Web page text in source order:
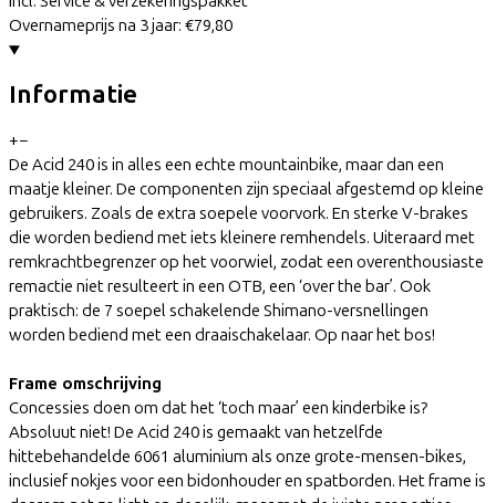
Overnameprijs na 3 jaar: €79,80
Informatie
+−
De Acid 240 is in alles een echte mountainbike, maar dan een
maatje kleiner. De componenten zijn speciaal afgestemd op kleine
gebruikers. Zoals de extra soepele voorvork. En sterke V-brakes
die worden bediend met iets kleinere remhendels. Uiteraard met
remkrachtbegrenzer op het voorwiel, zodat een overenthousiaste
remactie niet resulteert in een OTB, een ‘over the bar’. Ook
praktisch: de 7 soepel schakelende Shimano-versnellingen
worden bediend met een draaischakelaar. Op naar het bos!
Frame omschrijving
Concessies doen om dat het ‘toch maar’ een kinderbike is?
Absoluut niet! De Acid 240 is gemaakt van hetzelfde
hittebehandelde 6061 aluminium als onze grote-mensen-bikes,
inclusief nokjes voor een bidonhouder en spatborden. Het frame is